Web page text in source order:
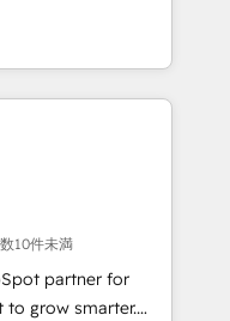
& enterprise
Impact
Excellence Impact
🏆2019
🏆2019
Award 🏆
Award 🏆2017
10件未満
partner for
grow smarter.